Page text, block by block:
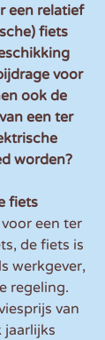
een relatief
fiets
voor
ook de
een ter
worden?
fiets
een ter
de fiets is
werkgever,
regeling.
van
jaarlijks